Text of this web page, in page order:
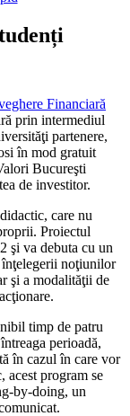
Financiară
prin intermediul
partenere,
în mod gratuit
Bucureşti
de investitor.
care nu
Proiectul
şi va debuta cu un
noţiunilor
şi a modalităţii de
timp de patru
perioadă,
în cazul în care vor
acest program se
by-doing, un